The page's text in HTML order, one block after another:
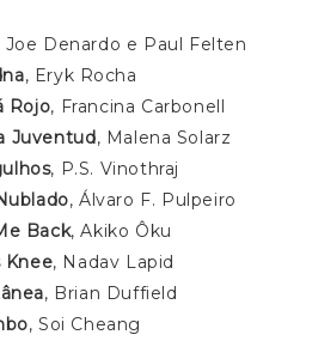
Joe Denardo e Paul Felten
, Eryk Rocha
Rojo, Francina Carbonell
Juventud, Malena Solarz
, P.S. Vinothraj
, Álvaro F. Pulpeiro
Back, Akiko Ôku
Knee, Nadav Lapid
, Brian Duffield
, Soi Cheang